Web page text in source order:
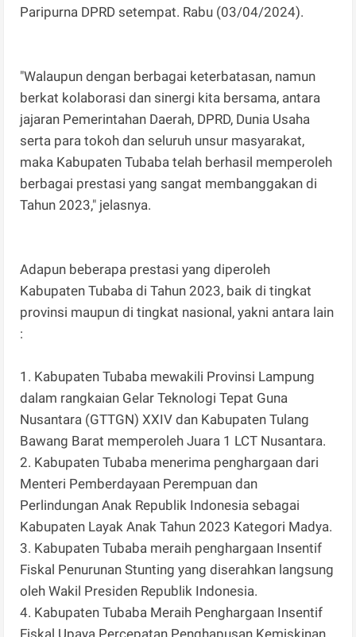
Paripurna DPRD setempat. Rabu (03/04/2024).
"Walaupun dengan berbagai keterbatasan, namun
berkat kolaborasi dan sinergi kita bersama, antara
jajaran Pemerintahan Daerah, DPRD, Dunia Usaha
serta para tokoh dan seluruh unsur masyarakat,
maka Kabupaten Tubaba telah berhasil memperoleh
berbagai prestasi yang sangat membanggakan di
Tahun 2023," jelasnya.
Adapun beberapa prestasi yang diperoleh
Kabupaten Tubaba di Tahun 2023, baik di tingkat
provinsi maupun di tingkat nasional, yakni antara lain
:
1. Kabupaten Tubaba mewakili Provinsi Lampung
dalam rangkaian Gelar Teknologi Tepat Guna
Nusantara (GTTGN) XXIV dan Kabupaten Tulang
Bawang Barat memperoleh Juara 1 LCT Nusantara.
2. Kabupaten Tubaba menerima penghargaan dari
Menteri Pemberdayaan Perempuan dan
Perlindungan Anak Republik Indonesia sebagai
Kabupaten Layak Anak Tahun 2023 Kategori Madya.
3. Kabupaten Tubaba meraih penghargaan Insentif
Fiskal Penurunan Stunting yang diserahkan langsung
oleh Wakil Presiden Republik Indonesia.
4. Kabupaten Tubaba Meraih Penghargaan Insentif
Fiskal Upaya Percepatan Penghapusan Kemiskinan